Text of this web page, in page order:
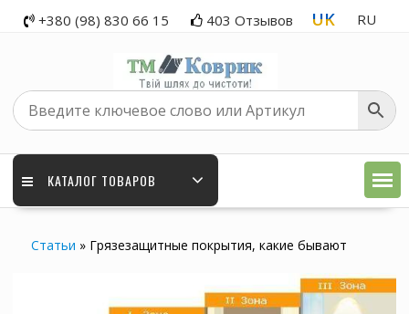
+380 (98) 830 66 15 403 Отзывов UK RU
КАТАЛОГ ТОВАРОВ
Статьи »Грязезащитные покрытия, какие бывают